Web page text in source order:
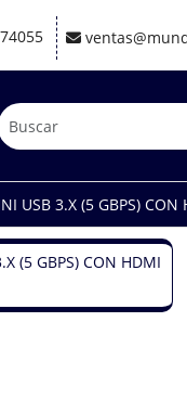
USB 3.X (5 GBPS) CON